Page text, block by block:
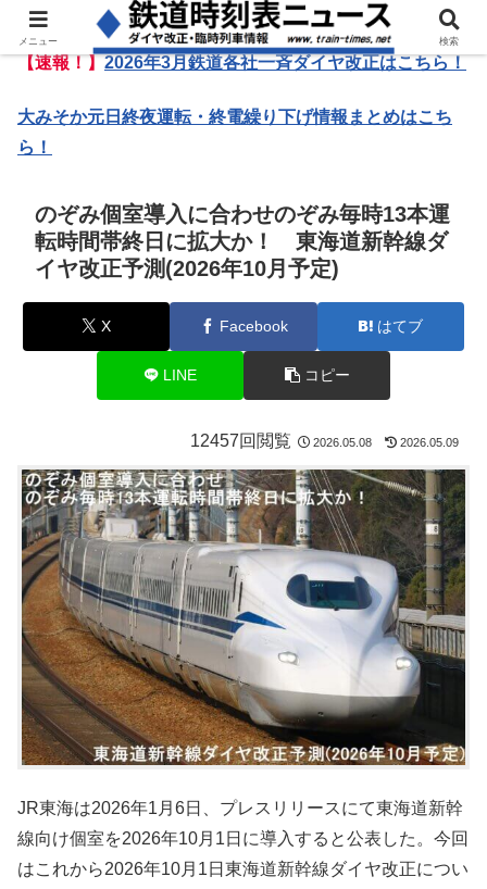
【速報！】2026年3月鉄道各社一斉ダイヤ改正はこちら！
大みそか元日終夜運転・終電繰り下げ情報まとめはこち
ら！
のぞみ個室導入に合わせのぞみ毎時13本運
転時間帯終日に拡大か！ 東海道新幹線ダ
イヤ改正予測(2026年10月予定)
X Facebook はてブ
LINE コピー
12457回閲覧 2026.05.08 2026.05.09
JR東海は2026年1月6日、プレスリリースにて東海道新幹
線向け個室を2026年10月1日に導入すると公表した。今回
はこれから2026年10月1日東海道新幹線ダイヤ改正につい
メニュー 検索